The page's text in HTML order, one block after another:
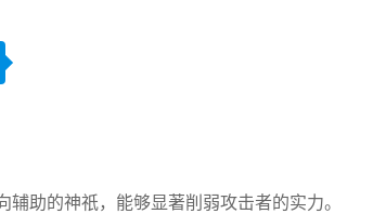
辅助的神祇，能够显著削弱攻击者的实力。